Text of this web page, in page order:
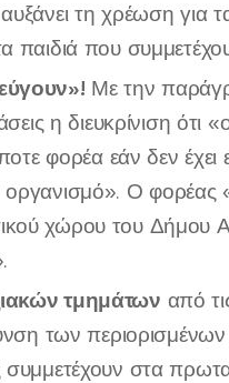
τη χρέωση
παιδιά που
Με την
η διευκρίνιση
φορέα εάν δεν έχει
οργανισμό». Ο
χώρου του Δήμου
τμημάτων από
των
συμμετέχουν στα